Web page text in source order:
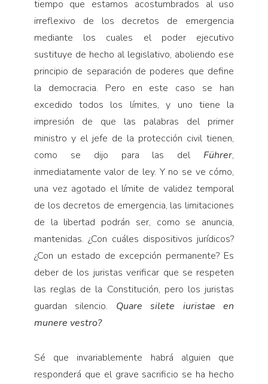
tiempo que estamos acostumbrados al uso
irreflexivo de los decretos de emergencia
mediante los cuales el poder ejecutivo
sustituye de hecho al legislativo, aboliendo ese
principio de separación de poderes que define
la democracia. Pero en este caso se han
excedido todos los límites, y uno tiene la
impresión de que las palabras del primer
ministro y el jefe de la protección civil tienen,
como se dijo para las del Führer,
inmediatamente valor de ley. Y no se ve cómo,
una vez agotado el límite de validez temporal
de los decretos de emergencia, las limitaciones
de la libertad podrán ser, como se anuncia,
mantenidas. ¿Con cuáles dispositivos jurídicos?
¿Con un estado de excepción permanente? Es
deber de los juristas verificar que se respeten
las reglas de la Constitución, pero los juristas
guardan silencio. Quare silete iuristae en
munere vestro?
Sé que invariablemente habrá alguien que
responderá que el grave sacrificio se ha hecho